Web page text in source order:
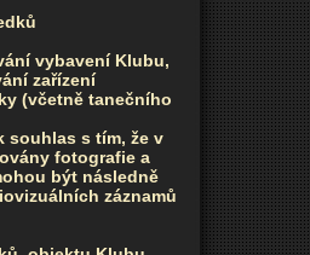
vybavení Klubu,
zařízení
(včetně tanečního
souhlas s tím, že v
fotografie a
být následně
záznamů